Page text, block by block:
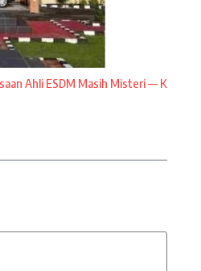
Ahli ESDM Masih Misteri — K